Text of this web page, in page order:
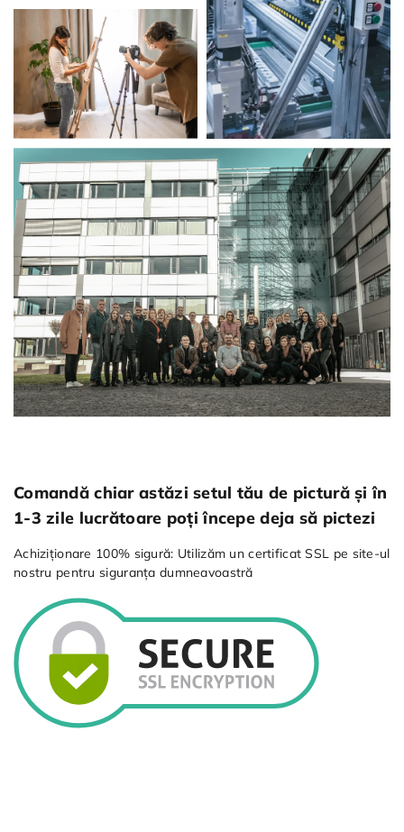
Comandă chiar astăzi setul tău de pictură și în
1-3 zile lucrătoare poți începe deja să pictezi
Achiziționare 100% sigură: Utilizăm un certificat SSL pe site-ul
nostru pentru siguranța dumneavoastră